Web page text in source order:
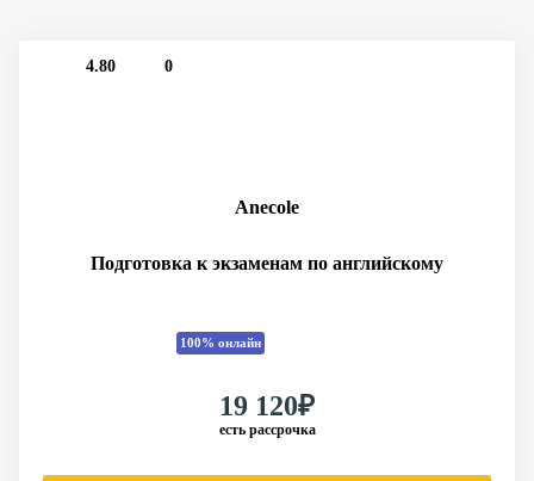
4.80 0
Anecole
Подготовка к экзаменам по английскому
100% онлайн
19 120₽
есть рассрочка